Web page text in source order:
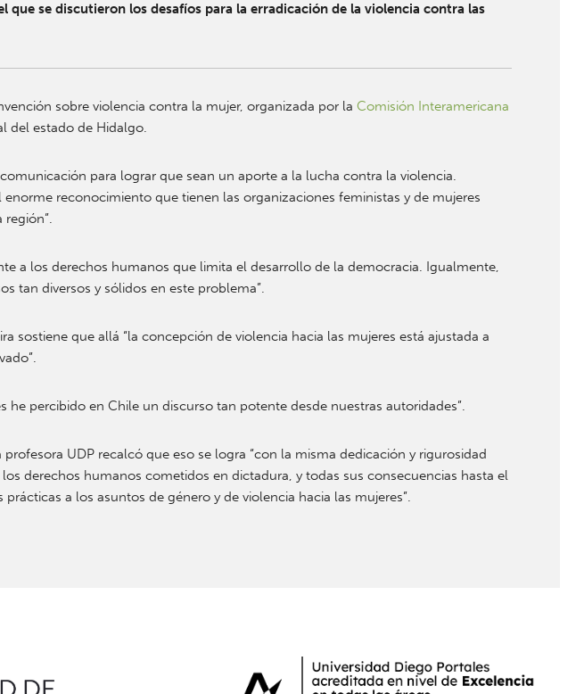
se discutieron los desafíos para la erradicación de la violencia contra las
sobre violencia contra la mujer, organizada por la Comisión Interamericana
del estado de Hidalgo.
para lograr que sean un aporte a la lucha contra la violencia.
reconocimiento que tienen las organizaciones feministas y de mujeres
a los derechos humanos que limita el desarrollo de la democracia. Igualmente,
tan diversos y sólidos en este problema”.
sostiene que allá “la concepción de violencia hacia las mujeres está ajustada a
percibido en Chile un discurso tan potente desde nuestras autoridades”.
UDP recalcó que eso se logra “con la misma dedicación y rigurosidad
derechos humanos cometidos en dictadura, y todas sus consecuencias hasta el
a los asuntos de género y de violencia hacia las mujeres”.